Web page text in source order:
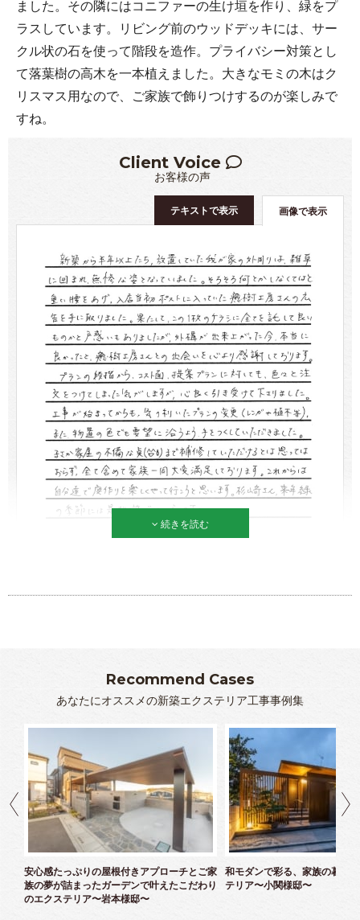
ました。その隣にはコニファーの生け垣を作り、緑をプ
ラスしています。リビング前のウッドデッキには、サー
クル状の石を使って階段を造作。プライバシー対策とし
て落葉樹の高木を一本植えました。大きなモミの木はク
リスマス用なので、ご家族で飾りつけするのが楽しみで
すね。
Client Voice
お客様の声
画像で表示
テキストで表示
続きを読む
Recommend Cases
あなたにオススメの新築エクステリア工事事例集
安心感たっぷりの屋根付きアプローチとご家
族の夢が詰まったガーデンで叶えたこだわり
のエクステリア〜岩本様邸〜
和モダンで彩る、家族の暮ら
テリア〜小関様邸〜